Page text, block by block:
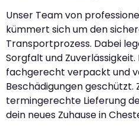
Unser Team von
kümmert sich um den
Transportprozess. Dabei
Sorgfalt und
fachgerecht verpackt und
Beschädigungen geschützt.
termingerechte Lieferung
dein neues Zuhause in